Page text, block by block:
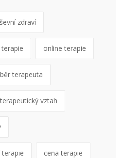
zdraví
online terapie
terapeuta
terapeutický vztah
cena terapie